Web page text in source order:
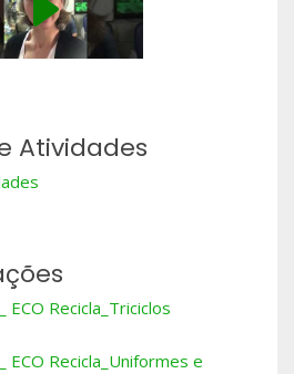
Atividades
ECO Recicla_Triciclos
ECO Recicla_Uniformes e